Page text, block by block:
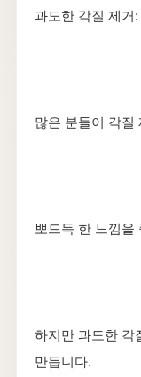
과도한 각질 제거
많은 분들이 각질
뽀드득 한 느낌을
하지만 과도한 각
만듭니다.